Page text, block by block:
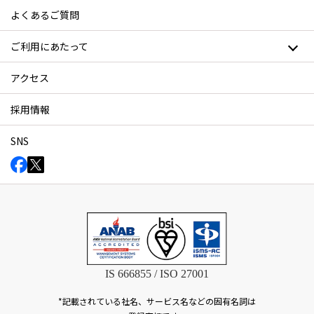
よくあるご質問
ご利用にあたって
アクセス
採用情報
SNS
IS 666855 / ISO 27001
*記載されている社名、サービス名などの固有名詞は